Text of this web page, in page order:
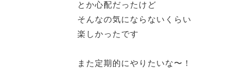
とか心配だったけど
そんなの気にならないくらい
楽しかったです
また定期的にやりたいな〜！